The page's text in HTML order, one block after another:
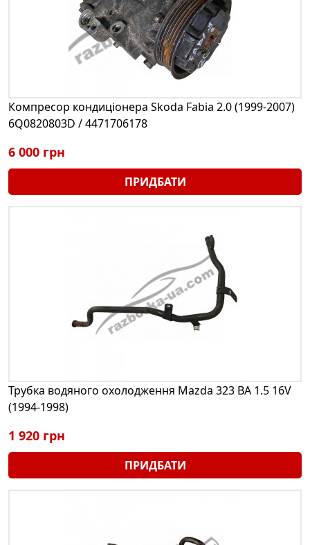
Компресор кондиціонера Skoda Fabia 2.0 (1999-2007)
6Q0820803D / 4471706178
6 000 грн
ПРИДБАТИ
Трубка водяного охолодження Mazda 323 BA 1.5 16V
(1994-1998)
1 920 грн
ПРИДБАТИ